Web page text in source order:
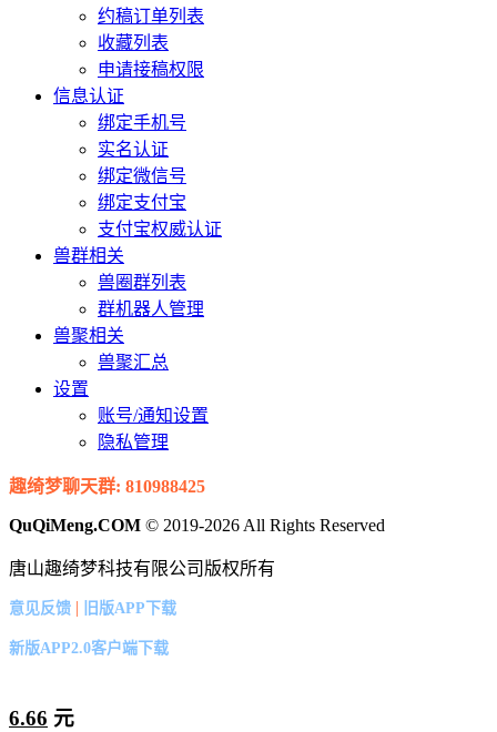
约稿订单列表
收藏列表
申请接稿权限
信息认证
绑定手机号
实名认证
绑定微信号
绑定支付宝
支付宝权威认证
兽群相关
兽圈群列表
群机器人管理
兽聚相关
兽聚汇总
设置
账号/通知设置
隐私管理
趣绮梦聊天群: 810988425
QuQiMeng.COM © 2019-2026 All Rights Reserved
唐山趣绮梦科技有限公司版权所有
意见反馈 | 旧版APP下载
新版APP2.0客户端下载
6.66 元